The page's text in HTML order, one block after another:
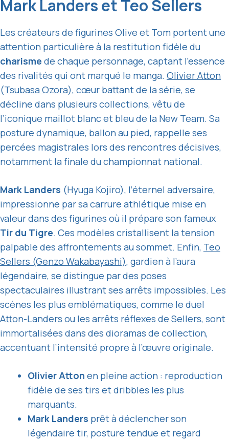
Mark Landers et Teo Sellers
Les créateurs de figurines Olive et Tom portent une
attention particulière à la restitution fidèle du
charisme de chaque personnage, captant l’essence
des rivalités qui ont marqué le manga. Olivier Atton
(Tsubasa Ozora), cœur battant de la série, se
décline dans plusieurs collections, vêtu de
l’iconique maillot blanc et bleu de la New Team. Sa
posture dynamique, ballon au pied, rappelle ses
percées magistrales lors des rencontres décisives,
notamment la finale du championnat national.
Mark Landers (Hyuga Kojiro), l’éternel adversaire,
impressionne par sa carrure athlétique mise en
valeur dans des figurines où il prépare son fameux
Tir du Tigre. Ces modèles cristallisent la tension
palpable des affrontements au sommet. Enfin, Teo
Sellers (Genzo Wakabayashi), gardien à l’aura
légendaire, se distingue par des poses
spectaculaires illustrant ses arrêts impossibles. Les
scènes les plus emblématiques, comme le duel
Atton-Landers ou les arrêts réflexes de Sellers, sont
immortalisées dans des dioramas de collection,
accentuant l’intensité propre à l’œuvre originale.
Olivier Atton en pleine action : reproduction
fidèle de ses tirs et dribbles les plus
marquants.
Mark Landers prêt à déclencher son
légendaire tir, posture tendue et regard